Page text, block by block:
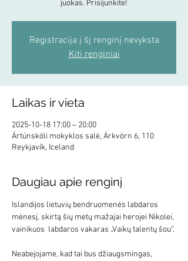
juokas. Prisijunkite!
Registracija į šį renginį nevyksta
Kiti renginiai
Laikas ir vieta
2025-10-18 17:00 – 20:00
Ártúnskóli mokyklos salė, Árkvörn 6, 110
Reykjavík, Iceland
Daugiau apie renginį
Islandijos lietuvių bendruomenės labdaros
mėnesį, skirtą šių metų mažajai herojei Nikolei,
vainikuos  labdaros vakaras „Vaikų talentų šou“.
Neabejojame, kad tai bus džiaugsmingas,